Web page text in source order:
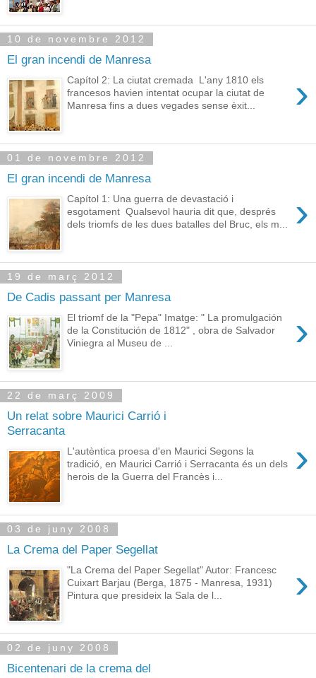
10 de novembre 2012
El gran incendi de Manresa
›
Capítol 2: La ciutat cremada L'any 1810 els
francesos havien intentat ocupar la ciutat de
Manresa fins a dues vegades sense èxit...
01 de novembre 2012
El gran incendi de Manresa
›
Capítol 1: Una guerra de devastació i
esgotament Qualsevol hauria dit que, després
dels triomfs de les dues batalles del Bruc, els m...
19 de març 2012
De Cadis passant per Manresa
›
El triomf de la "Pepa" Imatge: " La promulgación
de la Constitución de 1812" , obra de Salvador
Viniegra al Museu de ...
22 de març 2009
Un relat sobre Maurici Carrió i
Serracanta
›
L'autèntica proesa d'en Maurici Segons la
tradició, en Maurici Carrió i Serracanta és un dels
herois de la Guerra del Francès i...
03 de juny 2008
La Crema del Paper Segellat
›
"La Crema del Paper Segellat" Autor: Francesc
Cuixart Barjau (Berga, 1875 - Manresa, 1931)
Pintura que presideix la Sala de l...
02 de juny 2008
Bicentenari de la crema del